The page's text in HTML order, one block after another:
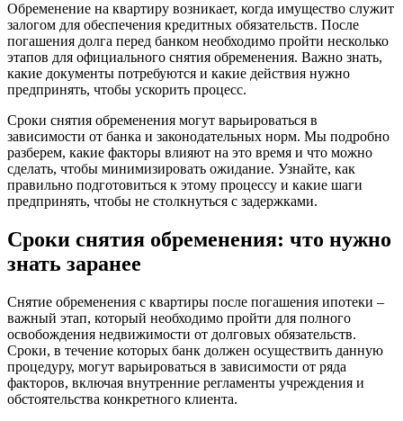
Обременение на квартиру возникает, когда имущество служит
залогом для обеспечения кредитных обязательств. После
погашения долга перед банком необходимо пройти несколько
этапов для официального снятия обременения. Важно знать,
какие документы потребуются и какие действия нужно
предпринять, чтобы ускорить процесс.
Сроки снятия обременения могут варьироваться в
зависимости от банка и законодательных норм. Мы подробно
разберем, какие факторы влияют на это время и что можно
сделать, чтобы минимизировать ожидание. Узнайте, как
правильно подготовиться к этому процессу и какие шаги
предпринять, чтобы не столкнуться с задержками.
Сроки снятия обременения: что нужно
знать заранее
Снятие обременения с квартиры после погашения ипотеки –
важный этап, который необходимо пройти для полного
освобождения недвижимости от долговых обязательств.
Сроки, в течение которых банк должен осуществить данную
процедуру, могут варьироваться в зависимости от ряда
факторов, включая внутренние регламенты учреждения и
обстоятельства конкретного клиента.